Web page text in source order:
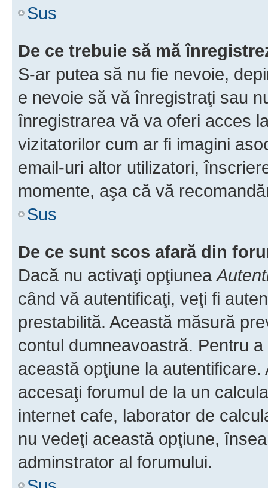
Sus
De ce trebuie să mă
S-ar putea să nu fie nevoie,
e nevoie să vă înregistraţi sau
înregistrarea vă va oferi acces
vizitatorilor cum ar fi imagini
email-uri altor utilizatori,
momente, aşa că vă
Sus
De ce sunt scos afară din
Dacă nu activaţi opţiunea
când vă autentificaţi, veţi fi
prestabilită. Această măsură
contul dumneavoastră. Pentru
această opţiune la
accesaţi forumul de la un
internet cafe, laborator de
nu vedeţi această opţiune,
adminstrator al forumului.